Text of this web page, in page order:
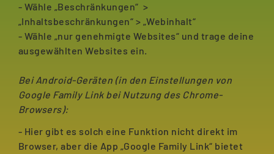
- Wähle „Beschränkungen“ >
„Inhaltsbeschränkungen“ > „Webinhalt“
- Wähle „nur genehmigte Websites“ und trage deine
ausgewählten Websites ein.
Bei Android-Geräten (in den Einstellungen von
Google Family Link bei Nutzung des Chrome-
Browsers):
- Hier gibt es solch eine Funktion nicht direkt im
Browser, aber die App „Google Family Link“ bietet